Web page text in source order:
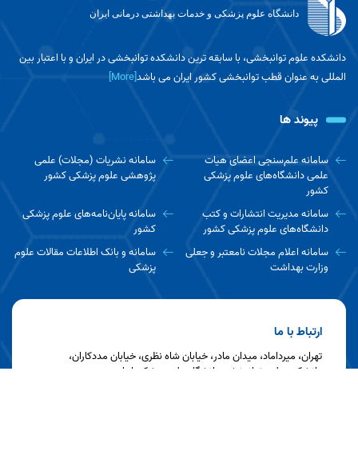
دانشگاه علوم پزشکی و خدمات بهداشتی درمانی ایران
دانشکده علوم توانبخشی، با سابقه ترین دانشکده توانبخشی در ایران و با اعتبار بین
المللی به عنوان قطب توانبخشی کشور ایران می باشد[More]
پیوند ها
سامانه علم‌سنجی اعضای هیات
علمی دانشگاه‌های علوم پزشکی
کشور
سامانه نشریات (مجلات) علمی
پژوهشی علوم پزشکی کشور
سامانه مدیریت انتشارات و کتب
دانشگاه‌های علوم پزشکی کشور
سامانه پایان‌نامه‌های علوم پزشکی
کشور
سامانه اعلام مجلات نامعتبر و جعلی
وزارت بهداشت
سامانه و بانک اطلاعات مقالات علوم
پزشکی
ارتباط با ما
تهران، میرداماد، میدان مادر، خیابان شاه نظری، خیابان مددکاران،
دانشکده علوم توانبخشی دانشگاه علوم پزشکی ایران